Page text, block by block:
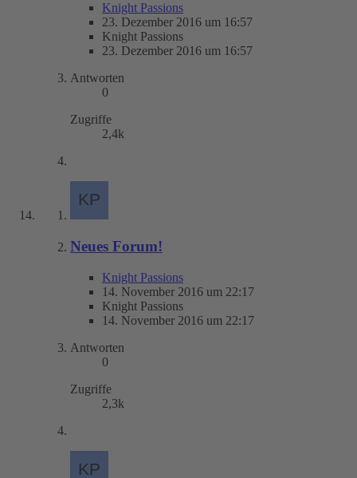
Knight Passions
23. Dezember 2016 um 16:57
Knight Passions
23. Dezember 2016 um 16:57
Antworten
0
Zugriffe
2,4k
Neues Forum!
Knight Passions
14. November 2016 um 22:17
Knight Passions
14. November 2016 um 22:17
Antworten
0
Zugriffe
2,3k